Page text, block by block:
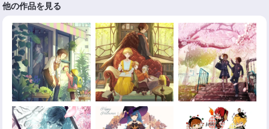
他の作品を見る